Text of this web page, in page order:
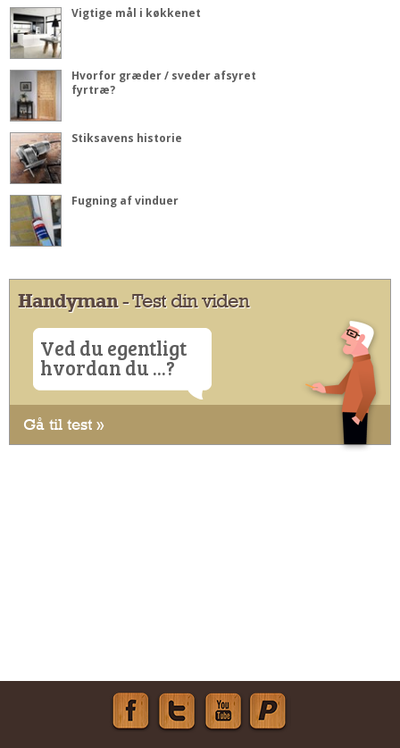
Vigtige mål i køkkenet
Hvorfor græder / sveder afsyret
fyrtræ?
Stiksavens historie
Fugning af vinduer
Handyman- Test din viden
Ved du egentligt
hvordan du ...?
Gå til test »